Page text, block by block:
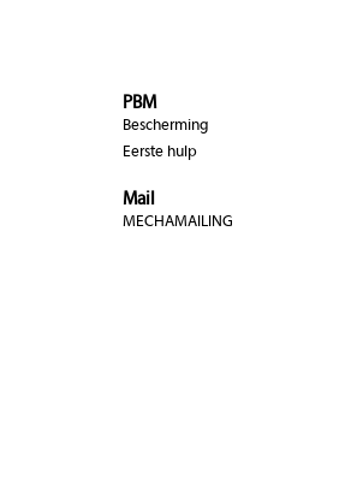
PBM
Bescherming
Eerste hulp
Mail
MECHAMAILING